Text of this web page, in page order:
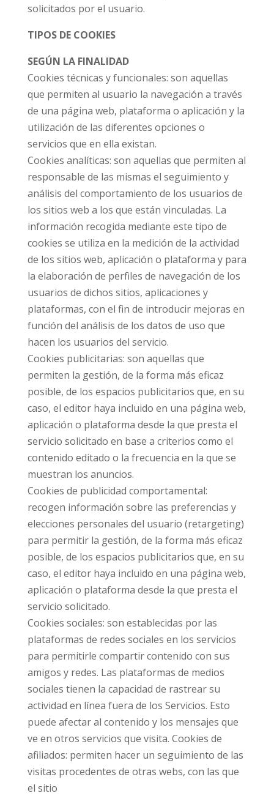
solicitados por el usuario.
TIPOS DE COOKIES
SEGÚN LA FINALIDAD
Cookies técnicas y funcionales: son aquellas
que permiten al usuario la navegación a través
de una página web, plataforma o aplicación y la
utilización de las diferentes opciones o
servicios que en ella existan.
Cookies analíticas: son aquellas que permiten al
responsable de las mismas el seguimiento y
análisis del comportamiento de los usuarios de
los sitios web a los que están vinculadas. La
información recogida mediante este tipo de
cookies se utiliza en la medición de la actividad
de los sitios web, aplicación o plataforma y para
la elaboración de perfiles de navegación de los
usuarios de dichos sitios, aplicaciones y
plataformas, con el fin de introducir mejoras en
función del análisis de los datos de uso que
hacen los usuarios del servicio.
Cookies publicitarias: son aquellas que
permiten la gestión, de la forma más eficaz
posible, de los espacios publicitarios que, en su
caso, el editor haya incluido en una página web,
aplicación o plataforma desde la que presta el
servicio solicitado en base a criterios como el
contenido editado o la frecuencia en la que se
muestran los anuncios.
Cookies de publicidad comportamental:
recogen información sobre las preferencias y
elecciones personales del usuario (retargeting)
para permitir la gestión, de la forma más eficaz
posible, de los espacios publicitarios que, en su
caso, el editor haya incluido en una página web,
aplicación o plataforma desde la que presta el
servicio solicitado.
Cookies sociales: son establecidas por las
plataformas de redes sociales en los servicios
para permitirle compartir contenido con sus
amigos y redes. Las plataformas de medios
sociales tienen la capacidad de rastrear su
actividad en línea fuera de los Servicios. Esto
puede afectar al contenido y los mensajes que
ve en otros servicios que visita. Cookies de
afiliados: permiten hacer un seguimiento de las
visitas procedentes de otras webs, con las que
el sitio